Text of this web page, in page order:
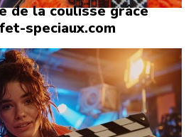
de la coulisse grâce
speciaux.com